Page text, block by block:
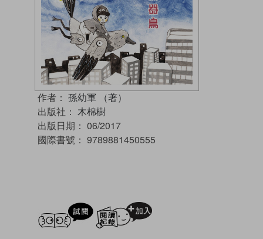
作者： 孫幼軍 （著）
出版社： 木棉樹
出版日期： 06/2017
國際書號： 9789881450555
試閲